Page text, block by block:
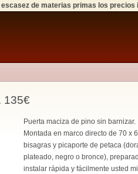
de materias primas los precios
135€
Puerta maciza de pino sin barnizar.
Montada en marco directo de 70 x
bisagras y picaporte de petaca
plateado, negro o bronce),
instalar rápida y fácilmente usted